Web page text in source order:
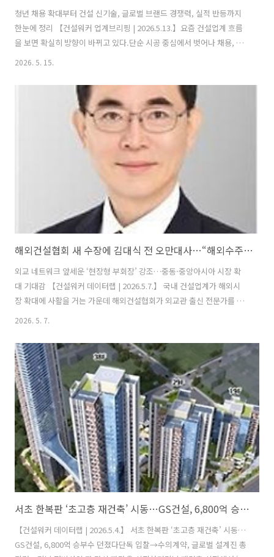
청년 채용 확대부터 건설 신기술, 글로벌 브랜드 경쟁력, 실적 반등까지
한눈에 정리 【건설워커 업계브리핑 | 2026.5.13.】요즘 건설업계 흐름
을 보면 확실히 방향이 바뀌고 있다.단순 시공 중심에서 벗어나 채용, 기
술, 브랜드, 수익성까지 전방위 경쟁으로 넘어가는 모습이다. 이번 브리
딱 짚어서 정리해본다.📰 삼성물산: “채용은 이제 교육부터 연결한다”
삼성물산 건설부문이 청년 구직자를 대상으로 한 실무형 교육 프로그램
을 운영한다.단순 교육이 아니라 협력사 채용까지 이어지는 구조라는 점
이 핵심이다. 이 프로그램은 ‘대·중소기업 상생 일자리 사업’의 일환으로
운영되며, 지금까지 수료자 대비 높은 취업 연계율을 보여왔다. 이번에는
2026. 5. 15.
해외건설협회 새 수장에 김대식 전 오만대사…“해외수주 판 넓힌다”
외교 네트워크 앞세운 ‘현장형 부회장’ 강조…중동·중앙아시아 시장 확
대 기대감 【건설워커 데이터랩 | 2026.5.7.】 국내 건설업계가 해외시
장 확대에 사활을 거는 가운데 해외건설협회가 외교관 출신 전문가를 새
상근부회장으로 선임했다. 중동과 중앙아시아 현장을 두루 경험한 인물
있다. 해외건설협회는 6일 김대식 신임 상근부회장 취임식을 열고 본격
적인 업무에 들어갔다고 밝혔다. 김 부회장의 임기는 2029년 4월 30일까
지 3년이다. 김 부회장은 1983년 외무고시 17회로 공직에 입문한 뒤 주
오만 대사와 주카자흐스탄 대사 등을 지낸 외교통이다. 이후 전북국제협
력진흥원장을 맡으며 국제협력과 대외 네트워크 분야 경험을 이어왔다.
특히 오..
2026. 5. 7.
서초 한복판 ‘초고층 재건축’ 시동…GS건설, 6,800억 승부수 던졌다
【건설워커 데이터랩 | 2026.5.4.】 서초 한복판 ‘초고층 재건축’ 시동…
GS건설, 6,800억 승부수 던졌다단독 입찰→수의계약, 글로벌 설계진 총